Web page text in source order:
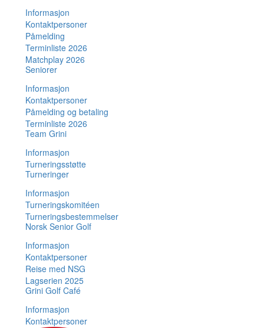
Informasjon
Kontaktpersoner
Påmelding
Terminliste 2026
Matchplay 2026
Seniorer
Informasjon
Kontaktpersoner
Påmelding og betaling
Terminliste 2026
Team Grini
Informasjon
Turneringsstøtte
Turneringer
Informasjon
Turneringskomitéen
Turneringsbestemmelser
Norsk Senior Golf
Informasjon
Kontaktpersoner
Reise med NSG
Lagserien 2025
Grini Golf Café
Informasjon
Kontaktpersoner